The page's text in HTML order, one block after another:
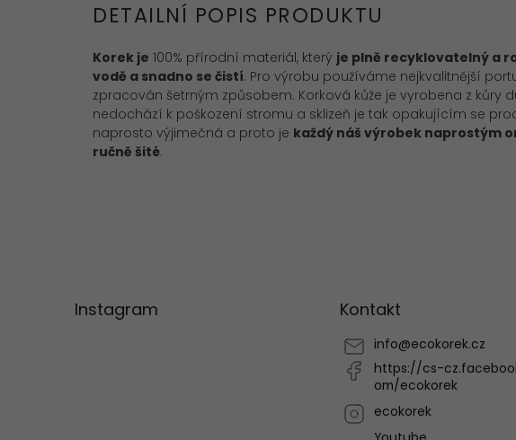
DETAILNÍ POPIS PRODUKTU
Korek je 100% přírodní materiál, který je plně recyklovatelný a
vodě a snadno se čistí. Pro výrobu používáme nejkvalitnější
zpracován šetrným způsobem. Korková kůže je vyrobena z kůry
nedochází k poškození stromu a sklizeň je tak opakujícím se
naprosto výjimečná a proto je každý náš výrobek naprostým
ručně šité.
Instagram Kontakt
info@ecokorek.cz
https://cs-
om/ecokorek
ecokorek